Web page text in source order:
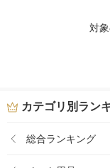
対
カテゴリ別ラン
総合ランキング